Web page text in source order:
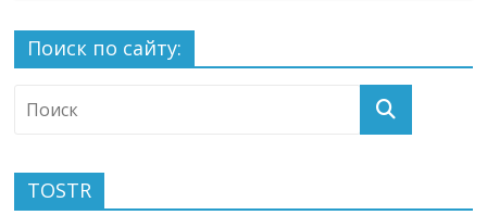
Поиск по сайту:
TOSTR